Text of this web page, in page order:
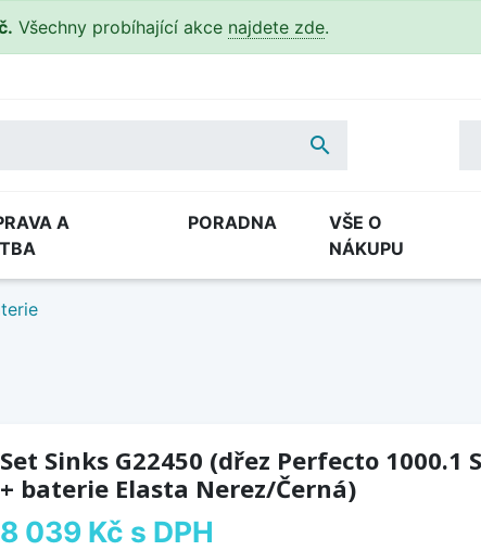
Všechny probíhající akce najdete zde.

A
PORADNA
VŠE O
NÁKUPU
Set Sinks G22450 (dřez Perfecto 1000.1
+ baterie Elasta Nerez/Černá)
8 039 Kč s DPH